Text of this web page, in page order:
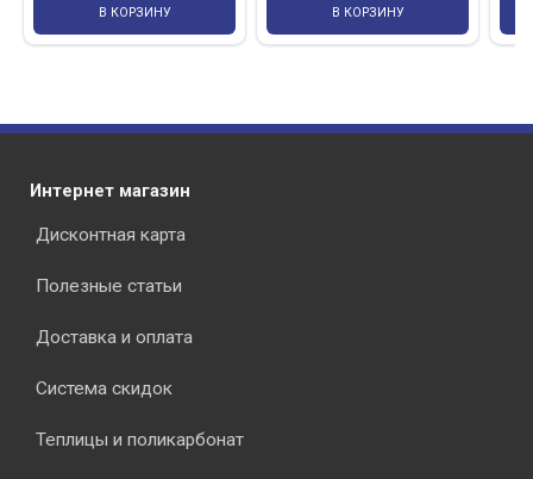
В КОРЗИНУ В КОРЗИНУ
Интернет магазин
Дисконтная карта
Полезные статьи
Доставка и оплата
Система скидок
Теплицы и поликарбонат